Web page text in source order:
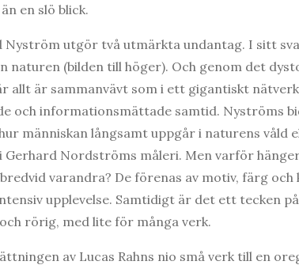
en slö blick.
Nyström utgör två utmärkta undantag. I sitt
naturen (bilden till höger). Och genom det
allt är sammanvävt som i ett gigantiskt
och informationsmättade samtid. Nyströms
människan långsamt uppgår i naturens våld
Gerhard Nordströms måleri. Men varför
bredvid varandra? De förenas av motiv, färg och
upplevelse. Samtidigt är det ett tecken
rörig, med lite för många verk.
av Lucas Rahns nio små verk till en